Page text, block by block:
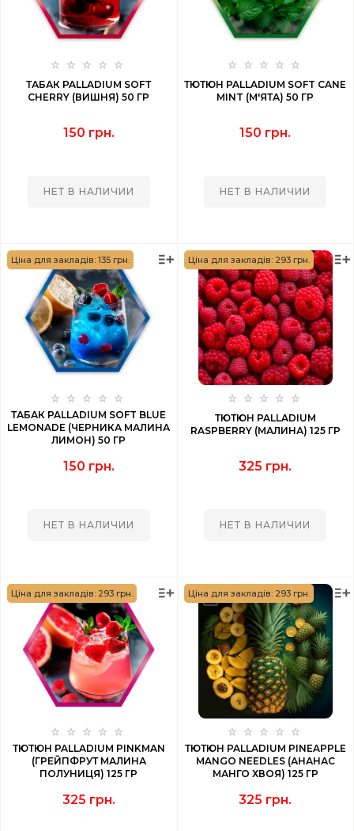
ТАБАК PALLADIUM SOFT
CHERRY (ВИШНЯ) 50 ГР
150 грн.
НЕТ В НАЛИЧИИ
ТЮТЮН PALLADIUM SOFT CANE
MINT (М'ЯТА) 50 ГР
150 грн.
НЕТ В НАЛИЧИИ
Ціна для закладів: 135 грн.
ТАБАК PALLADIUM SOFT BLUE
LEMONADE (ЧЕРНИКА МАЛИНА
ЛИМОН) 50 ГР
150 грн.
НЕТ В НАЛИЧИИ
Ціна для закладів: 293 грн.
ТЮТЮН PALLADIUM
RASPBERRY (МАЛИНА) 125 ГР
325 грн.
НЕТ В НАЛИЧИИ
Ціна для закладів: 293 грн.
ТЮТЮН PALLADIUM PINKMAN
(ГРЕЙПФРУТ МАЛИНА
ПОЛУНИЦЯ) 125 ГР
325 грн.
Ціна для закладів: 293 грн.
ТЮТЮН PALLADIUM PINEAPPLE
MANGO NEEDLES (АНАНАС
МАНГО ХВОЯ) 125 ГР
325 грн.